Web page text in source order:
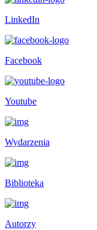
LinkedIn
Facebook
Youtube
Wydarzenia
Biblioteka
Autorzy